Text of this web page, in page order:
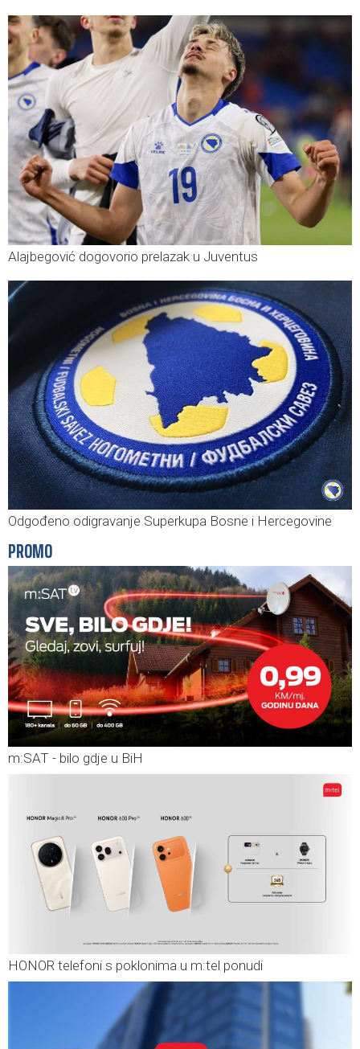
Alajbegović dogovorio prelazak u Juventus
Odgođeno odigravanje Superkupa Bosne i Hercegovine
PROMO
m:SAT - bilo gdje u BiH
HONOR telefoni s poklonima u m:tel ponudi